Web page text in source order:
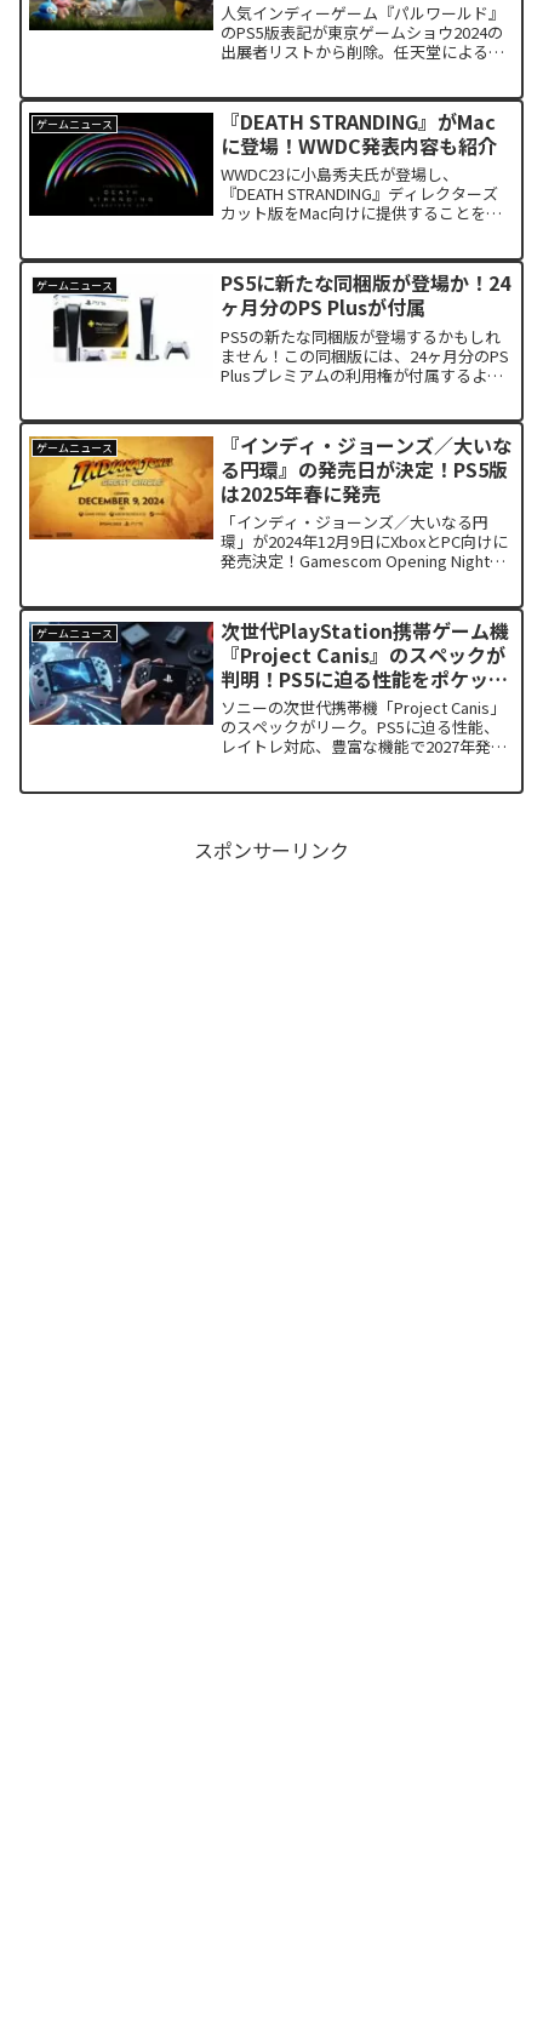
人気インディーゲーム『パルワールド』
のPS5版表記が東京ゲームショウ2024の
出展者リストから削除。任天堂による特
ゲームニュース
『DEATH STRANDING』がMac
に登場！WWDC発表内容も紹介
WWDC23に小島秀夫氏が登場し、
『DEATH STRANDING』ディレクターズ
カット版をMac向けに提供することを発
を発表し、ゲーム業界への本格参入とな
ります。
ゲームニュース
PS5に新たな同梱版が登場か！24
ヶ月分のPS Plusが付属
PS5の新たな同梱版が登場するかもしれ
ません！この同梱版には、24ヶ月分のPS
Plusプレミアムの利用権が付属するよう
て使う人にとって、PS Plus同梱版は魅力
的でしょう。
ゲームニュース
『インディ・ジョーンズ／大いな
る円環』の発売日が決定！PS5版
は2025年春に発売
「インディ・ジョーンズ／大いなる円
環」が2024年12月9日にXboxとPC向けに
発売決定！Gamescom Opening Night
ゲームニュース
次世代PlayStation携帯ゲーム機
『Project Canis』のスペックが
判明！PS5に迫る性能をポケット
に
ソニーの次世代携帯機「Project Canis」
のスペックがリーク。PS5に迫る性能、
レイトレ対応、豊富な機能で2027年発売
スポンサーリンク